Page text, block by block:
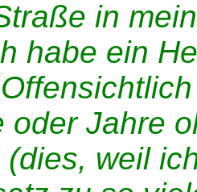
in
habe ein
oder Jahre
weil